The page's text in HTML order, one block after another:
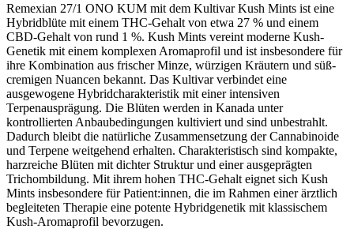
Remexian 27/1 ONO KUM mit dem Kultivar Kush Mints ist eine
Hybridblüte mit einem THC-Gehalt von etwa 27 % und einem
CBD-Gehalt von rund 1 %. Kush Mints vereint moderne Kush-
Genetik mit einem komplexen Aromaprofil und ist insbesondere für
ihre Kombination aus frischer Minze, würzigen Kräutern und süß-
cremigen Nuancen bekannt. Das Kultivar verbindet eine
ausgewogene Hybridcharakteristik mit einer intensiven
Terpenausprägung. Die Blüten werden in Kanada unter
kontrollierten Anbaubedingungen kultiviert und sind unbestrahlt.
Dadurch bleibt die natürliche Zusammensetzung der Cannabinoide
und Terpene weitgehend erhalten. Charakteristisch sind kompakte,
harzreiche Blüten mit dichter Struktur und einer ausgeprägten
Trichombildung. Mit ihrem hohen THC-Gehalt eignet sich Kush
Mints insbesondere für Patient:innen, die im Rahmen einer ärztlich
begleiteten Therapie eine potente Hybridgenetik mit klassischem
Kush-Aromaprofil bevorzugen.